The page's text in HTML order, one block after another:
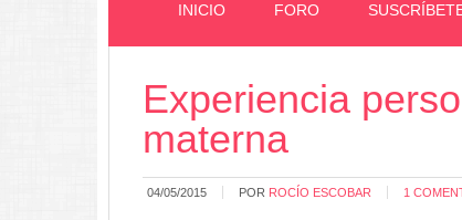
INICIO FORO
Experiencia
materna
04/05/2015 POR ROCÍO ESCOBAR 1